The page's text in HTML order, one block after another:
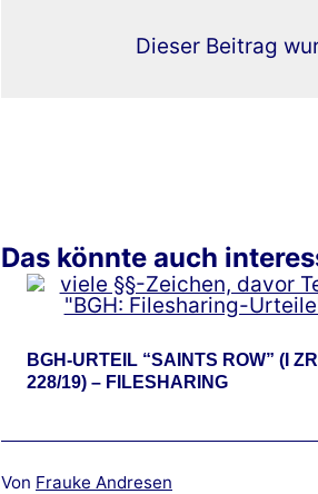
Dieser Beitrag
Das könnte auch
BGH-URTEIL “SAINTS ROW” (I ZR
228/19) – FILESHARING
Von Frauke Andresen